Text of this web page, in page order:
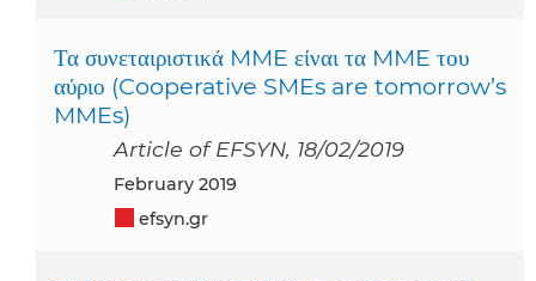
Τα συνεταιριστικά MME είναι τα MME του
αύριο (Cooperative SMEs are tomorrow’s
MMEs)
Article of EFSYN, 18/02/2019
February 2019
efsyn.gr